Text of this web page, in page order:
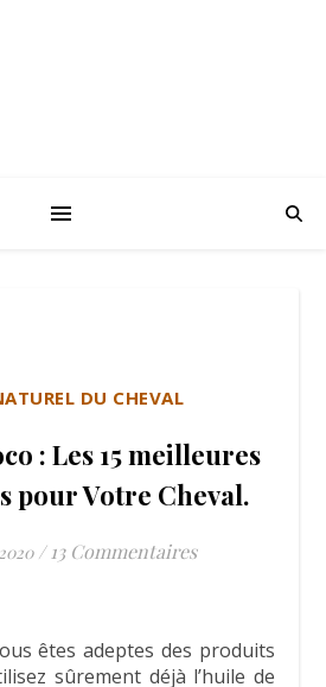
DU CHEVAL
: Les 15 meilleures
pour Votre Cheval.
/ 13 Commentaires
sûrement déjà l’huile de